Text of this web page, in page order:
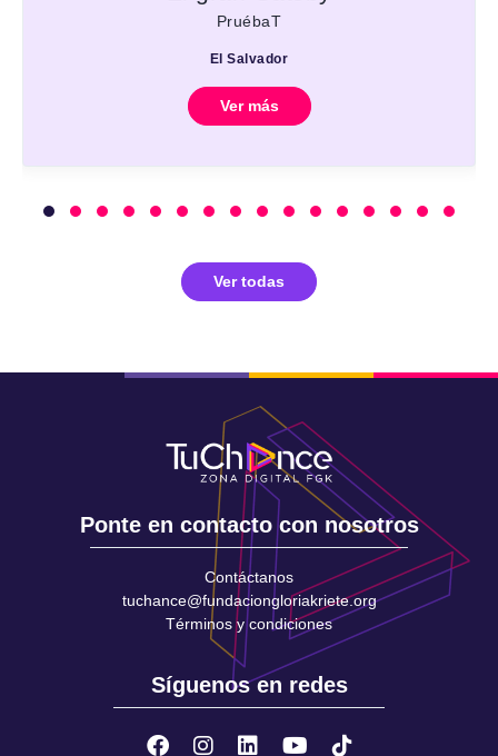
PruébaT
El Salvador
Ver más
Ver todas
Ponte en contacto con nosotros
Contáctanos
tuchance@fundaciongloriakriete.org
Términos y condiciones
Síguenos en redes